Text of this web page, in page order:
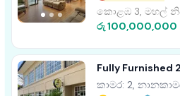
කොළඹ 3, මහල්
රු 100,000,000
Fully Furnished
For Sale –
කාමර: 2,